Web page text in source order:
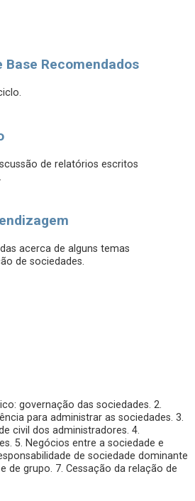
Recomendados
de relatórios escritos
acerca de alguns temas
de sociedades.
governação das sociedades. 2.
para administrar as sociedades. 3.
civil dos administradores. 4.
5. Negócios entre a sociedade e
de sociedade dominante
de grupo. 7. Cessação da relação de